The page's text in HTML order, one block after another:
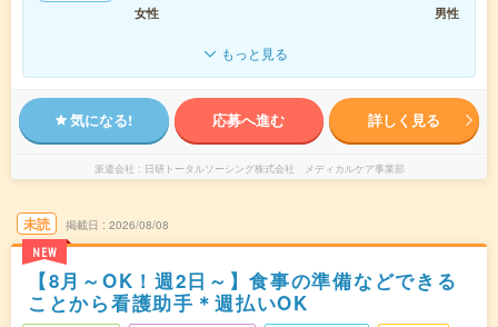
女性
男性
もっと見る
気になる! 応募へ進む 詳しく見る
派遣会社 日研トータルソーシング株式会社 メディカルケア事業部
未読
NEW
掲載日 2026/08/08
【8月～OK！週2日～】食事の準備などできる
ことから看護助手＊週払いOK